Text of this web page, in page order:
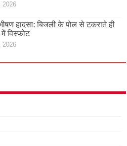
2026
हादसा: बिजली के पोल से टकराते ही
विस्फोट
2026